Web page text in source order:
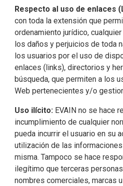
Respecto al uso de enlaces
con toda la extensión que
ordenamiento jurídico,
los daños y perjuicios de toda
los usuarios por el uso de
enlaces (links), directorios y
búsqueda, que permiten a los
Web pertenecientes y/o
Uso ilícito: EVAIN no se hace
incumplimiento de cualquier
pueda incurrir el usuario en su
utilización de las
misma. Tampoco se hace
ilegítimo que terceras
nombres comerciales, marcas